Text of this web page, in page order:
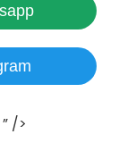
” />